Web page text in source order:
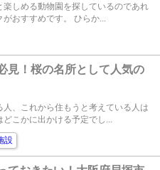
楽しめる動物園を探しているのであれ
おすすめです。 ひらか...
見！桜の名所として人気の
人、これから住もうと考えている人は
こかに出かける予定でし...
設